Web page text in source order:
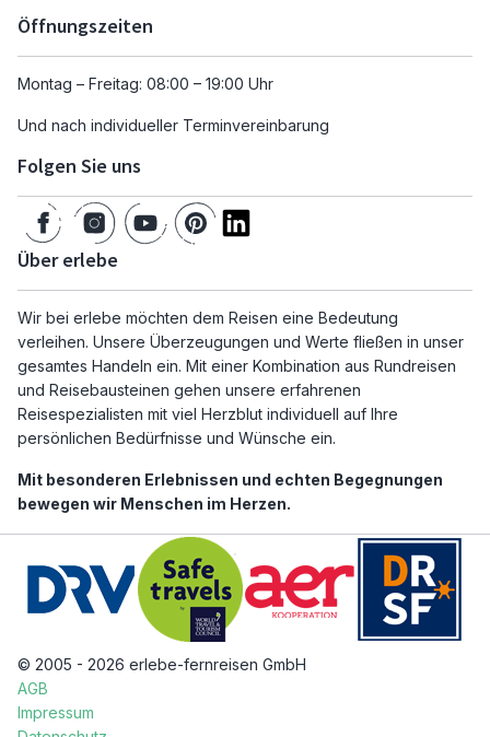
Öffnungszeiten
Montag – Freitag: 08:00 – 19:00 Uhr
Und nach individueller Terminvereinbarung
Folgen Sie uns
Über erlebe
Wir bei erlebe möchten dem Reisen eine Bedeutung
verleihen. Unsere Überzeugungen und Werte fließen in unser
gesamtes Handeln ein. Mit einer Kombination aus Rundreisen
und Reisebausteinen gehen unsere erfahrenen
Reisespezialisten mit viel Herzblut individuell auf Ihre
persönlichen Bedürfnisse und Wünsche ein.
Mit besonderen Erlebnissen und echten Begegnungen
bewegen wir Menschen im Herzen.
© 2005 - 2026 erlebe-fernreisen GmbH
AGB
Impressum